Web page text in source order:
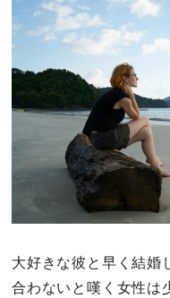
あるある
ドキドキ
仕事とキャリア
ファッション・美容
大好きな彼と早く結婚
合わないと嘆く女性は